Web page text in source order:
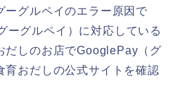
ーグルペイのエラー原因で
ーグルペイ）に対応している
だしのお店でGooglePay（グ
育おだしの公式サイトを確認